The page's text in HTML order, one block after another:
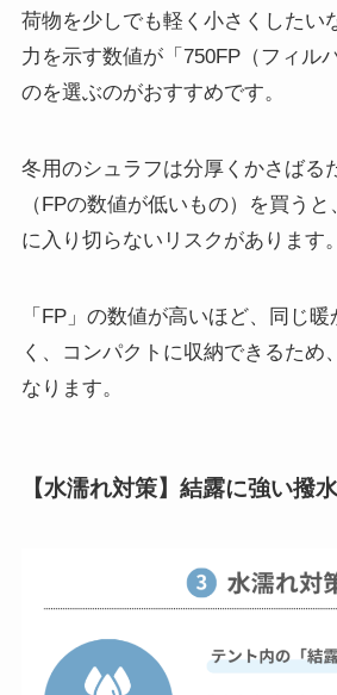
荷物を少しでも軽く小さくしたい
力を示す数値が「750FP（フィル
のを選ぶのがおすすめです。
冬用のシュラフは分厚くかさばる
（FPの数値が低いもの）を買う
に入り切らないリスクがあります。
「FP」の数値が高いほど、同じ
く、コンパクトに収納できるため
なります。
【水濡れ対策】結露に強い撥